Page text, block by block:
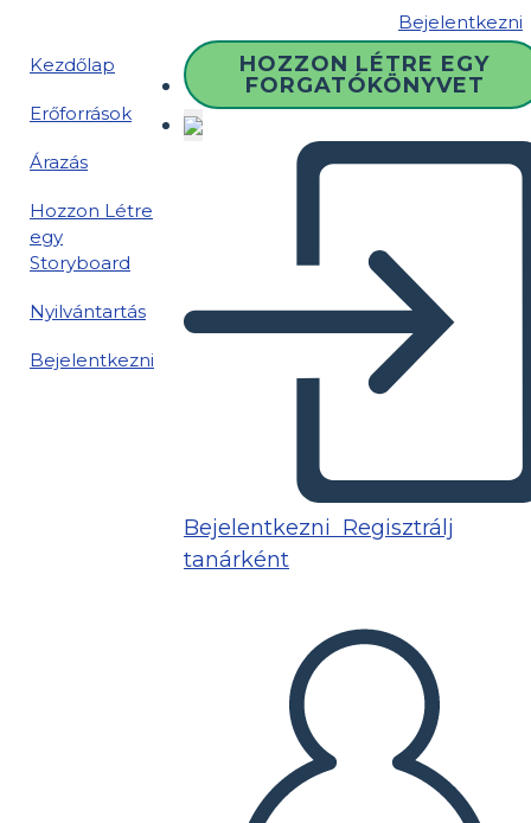
Bejelentkezni
Kezdőlap
Erőforrások
Árazás
Hozzon Létre
egy
Storyboard
Nyilvántartás
Bejelentkezni
HOZZON LÉTRE EGY
FORGATÓKÖNYVET
Bejelentkezni Regisztrálj
tanárként